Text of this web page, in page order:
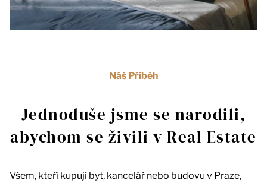
Náš Příběh
Jednoduše jsme se narodili,
abychom se živili v Real Estate
Všem, kteří kupují byt, kancelář nebo budovu v Praze,